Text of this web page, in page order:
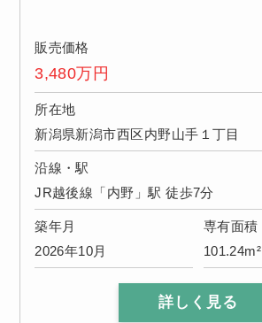
販売価格
3,480万円
所在地
新潟県新潟市西区内野山手１丁目
沿線・駅
JR越後線「内野」駅 徒歩7分
築年月
2026年10月
専有面積
101.24m²
詳しく見る